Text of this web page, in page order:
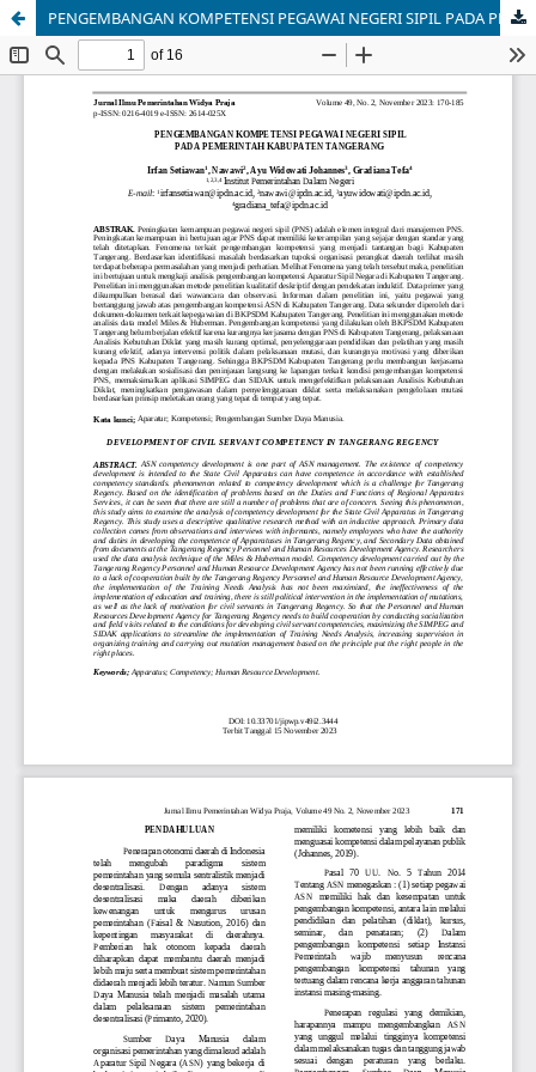
PENGEMBANGAN KOMPETENSI PEGAWAI NEGERI SIPIL PADA PEMERINTAH KABUPATEN TANGERANG